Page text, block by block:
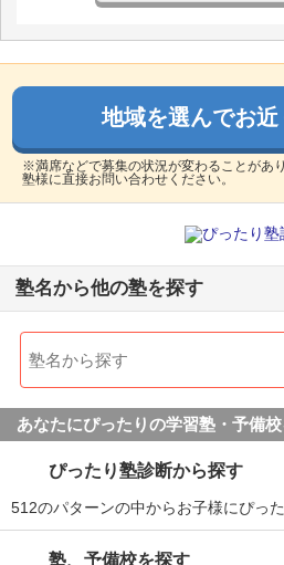
定期テスト
テスト対策は、あったのかなかっ
じでした。
いつも、同じような感じで授業を
宿題
量はおおくなかったです。
はたして、これでいいのか？と思
本人の負担にならなかったのでよ
良いところや要望
家から近いだけの理由でそこに決
ほかにしていたかもしれません。
休むと少し面倒なてんがおおいよ
総合評価
特にいいところはなかったかとお
地域を選んでお
※満席などで募集の状況が変わることがあ
塾様に直接お問い合わせください。
塾名から他の塾を探す
あなたにぴったりの学習塾・予備
ぴったり塾診断から探す
512のパターンの中からお子様にぴっ
塾、予備校を探す